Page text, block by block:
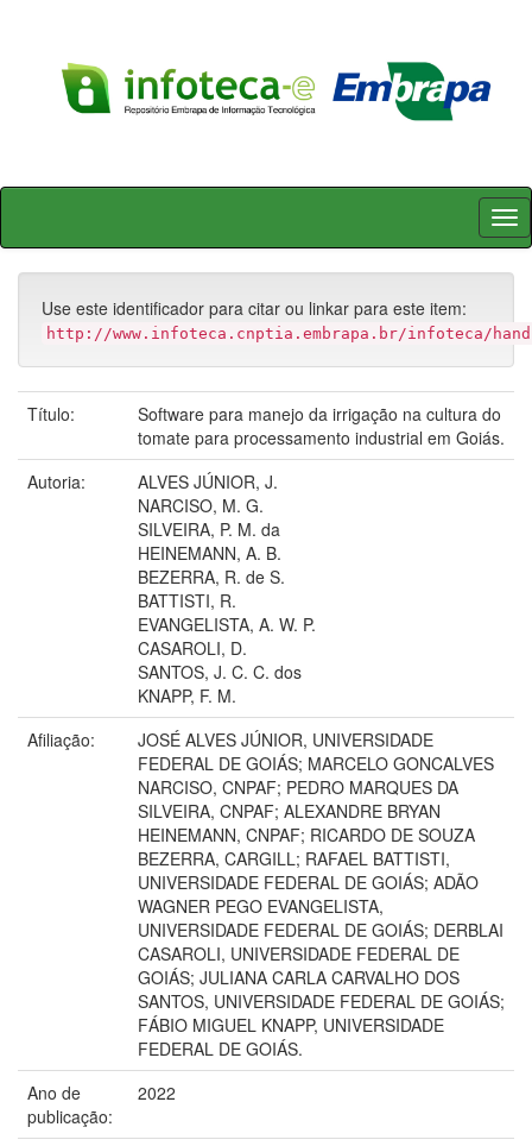
Skip
Use este identificador para citar ou linkar para este item:
http://www.infoteca.cnptia.embrapa.br/infoteca/
Título:
Software para manejo da irrigação na cultura do
tomate para processamento industrial em Goiás.
Autoria:
ALVES JÚNIOR, J.
NARCISO, M. G.
SILVEIRA, P. M. da
HEINEMANN, A. B.
BEZERRA, R. de S.
BATTISTI, R.
EVANGELISTA, A. W. P.
CASAROLI, D.
SANTOS, J. C. C. dos
KNAPP, F. M.
Afiliação:
JOSÉ ALVES JÚNIOR, UNIVERSIDADE
FEDERAL DE GOIÁS; MARCELO GONCALVES
NARCISO, CNPAF; PEDRO MARQUES DA
SILVEIRA, CNPAF; ALEXANDRE BRYAN
HEINEMANN, CNPAF; RICARDO DE SOUZA
BEZERRA, CARGILL; RAFAEL BATTISTI,
UNIVERSIDADE FEDERAL DE GOIÁS; ADÃO
WAGNER PEGO EVANGELISTA,
UNIVERSIDADE FEDERAL DE GOIÁS; DERBLAI
CASAROLI, UNIVERSIDADE FEDERAL DE
GOIÁS; JULIANA CARLA CARVALHO DOS
SANTOS, UNIVERSIDADE FEDERAL DE GOIÁS;
FÁBIO MIGUEL KNAPP, UNIVERSIDADE
FEDERAL DE GOIÁS.
Ano de
publicação:
2022